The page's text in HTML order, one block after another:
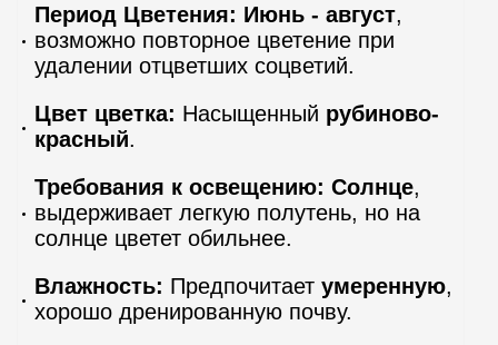
Период Цветения: Июнь - август,
возможно повторное цветение при
удалении отцветших соцветий.
Цвет цветка: Насыщенный рубиново-
красный.
Требования к освещению: Солнце,
выдерживает легкую полутень, но на
солнце цветет обильнее.
Влажность: Предпочитает умеренную,
хорошо дренированную почву.